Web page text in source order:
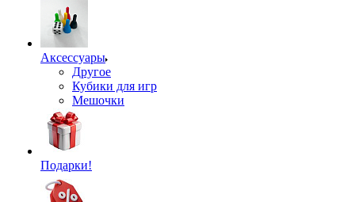
Аксессуары
Другое
Кубики для игр
Мешочки
Подарки!